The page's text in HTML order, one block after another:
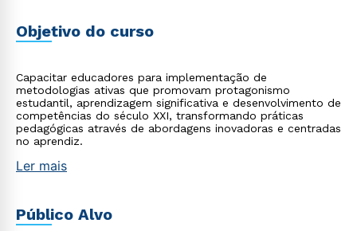
Objetivo do curso
Capacitar educadores para implementação de
metodologias ativas que promovam protagonismo
estudantil, aprendizagem significativa e desenvolvimento de
competências do século XXI, transformando práticas
pedagógicas através de abordagens inovadoras e centradas
no aprendiz.
Ler mais
Público Alvo